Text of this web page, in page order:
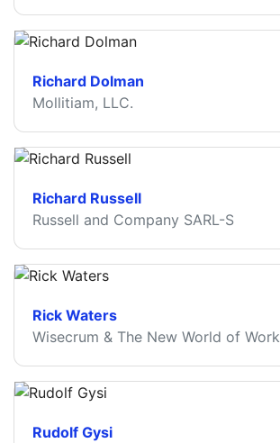
Richard Dolman
Mollitiam, LLC.
Richard Russell
Russell and Company SARL-S
Rick Waters
Wisecrum & The New World of Work
Rudolf Gysi